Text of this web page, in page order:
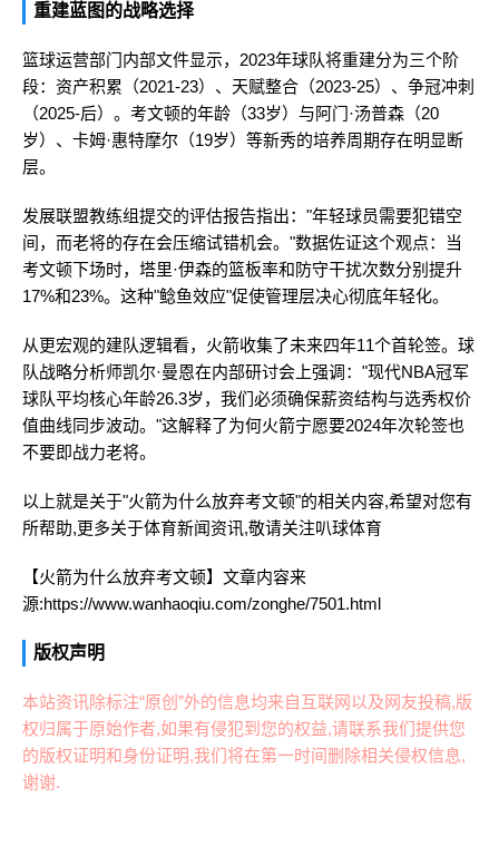
重建蓝图的战略选择
篮球运营部门内部文件显示，2023年球队将重建分为三个阶
段：资产积累（2021-23）、天赋整合（2023-25）、争冠冲刺
（2025-后）。考文顿的年龄（33岁）与阿门·汤普森（20
岁）、卡姆·惠特摩尔（19岁）等新秀的培养周期存在明显断
层。
发展联盟教练组提交的评估报告指出："年轻球员需要犯错空
间，而老将的存在会压缩试错机会。"数据佐证这个观点：当
考文顿下场时，塔里·伊森的篮板率和防守干扰次数分别提升
17%和23%。这种"鲶鱼效应"促使管理层决心彻底年轻化。
从更宏观的建队逻辑看，火箭收集了未来四年11个首轮签。球
队战略分析师凯尔·曼恩在内部研讨会上强调："现代NBA冠军
球队平均核心年龄26.3岁，我们必须确保薪资结构与选秀权价
值曲线同步波动。"这解释了为何火箭宁愿要2024年次轮签也
不要即战力老将。
以上就是关于"火箭为什么放弃考文顿"的相关内容,希望对您有
所帮助,更多关于体育新闻资讯,敬请关注叭球体育
【火箭为什么放弃考文顿】文章内容来
源:https://www.wanhaoqiu.com/zonghe/7501.html
版权声明
本站资讯除标注“原创”外的信息均来自互联网以及网友投稿,版
权归属于原始作者,如果有侵犯到您的权益,请联系我们提供您
的版权证明和身份证明,我们将在第一时间删除相关侵权信息,
谢谢.